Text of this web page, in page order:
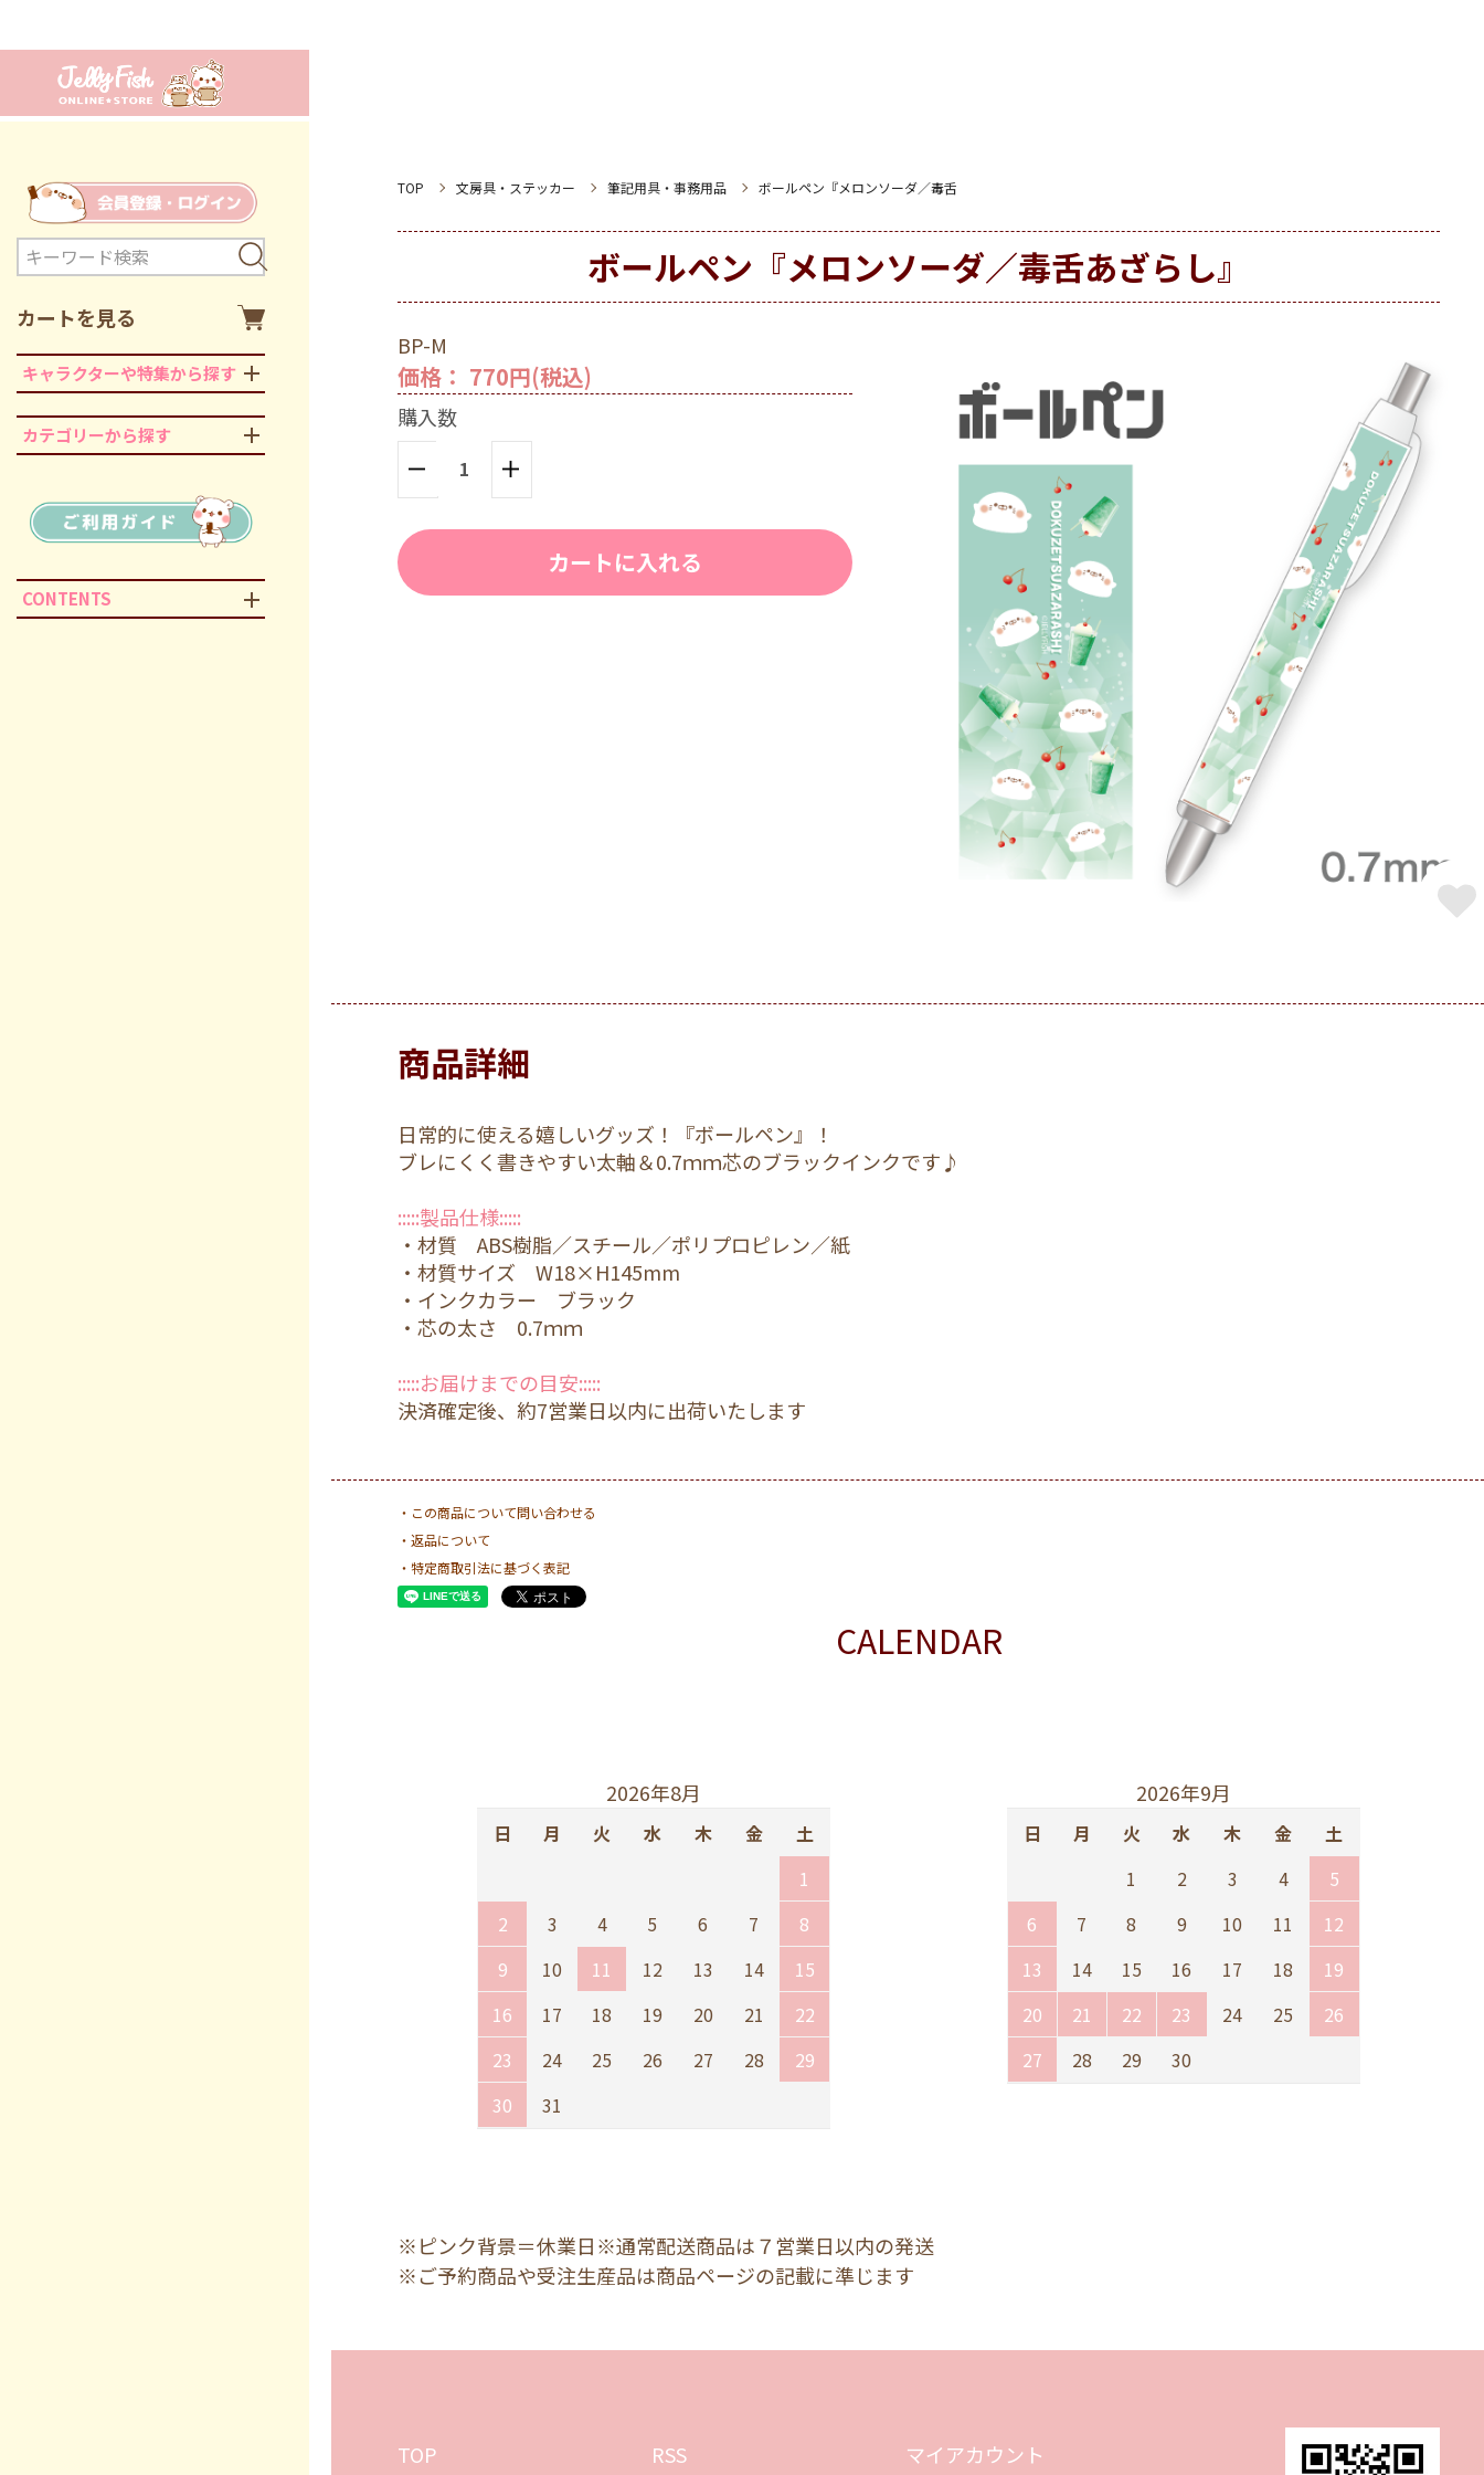
カートを見る
キャラクターや特集から探す
カテゴリーから探す
CONTENTS
TOP 文房具・ステッカー 筆記用具・事務用品 ボールペン『メロンソーダ／毒舌
ボールペン『メロンソーダ／毒舌あざらし』
BP-M
価格： 770円(税込)
購入数
カートに入れる
商品詳細
日常的に使える嬉しいグッズ！『ボールペン』！
ブレにくく書きやすい太軸＆0.7ｍｍ芯のブラックインクです♪
:::::製品仕様:::::
・材質 ABS樹脂／スチール／ポリプロピレン／紙
・材質サイズ W18×H145mm
・インクカラー ブラック
・芯の太さ 0.7ｍｍ
:::::お届けまでの目安:::::
決済確定後、約7営業日以内に出荷いたします
・この商品について問い合わせる
・返品について
・特定商取引法に基づく表記
CALENDAR
2026年8月
日 月 火 水 木 金
土
1
2
3 4 5 6 7
8
9
10 11 12 13 14
15
16
17 18 19 20 21
22
23
24 25 26 27 28
29
30
31
2026年9月
日 月 火 水 木 金
土
1
2 3 4
5
6
7 8 9 10 11
12
13
14 15 16 17 18
19
20
21 22 23 24 25
26
27
28 29 30
※ピンク背景＝休業日※通常配送商品は７営業日以内の発送
※ご予約商品や受注生産品は商品ページの記載に準じます
TOP RSS マイアカウント